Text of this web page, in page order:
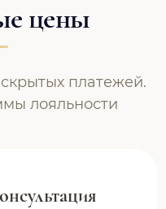
цены
платежей.
лояльности